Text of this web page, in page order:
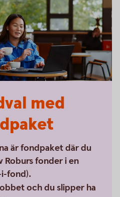
med
är fondpaket där du
Roburs fonder i en
fond).
och du slipper ha